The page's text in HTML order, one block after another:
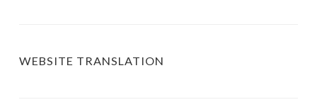
WEBSITE TRANSLATION